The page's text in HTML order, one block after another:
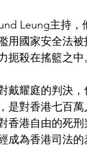
Leung主持，
用國家安全法
扼殺在搖籃之中
戴耀庭的判決
是對香港七百
香港自由的死
成為香港司法的